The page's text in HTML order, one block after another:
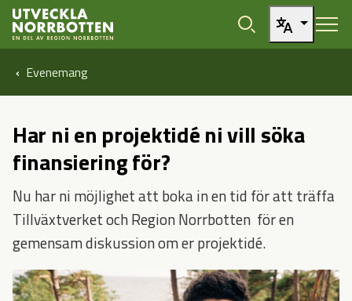
Öppna sidans huvudnavigering
Hoppa till sidans innehåll
Evenemang
Har ni en projektidé ni vill söka
finansiering för?
Nu har ni möjlighet att boka in en tid för att träffa
Tillväxtverket och Region Norrbotten för en
gemensam diskussion om er projektidé.